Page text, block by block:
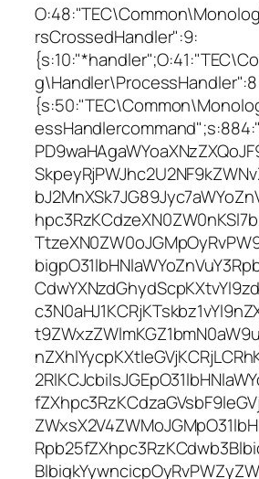
rsCrossedHandler":9: